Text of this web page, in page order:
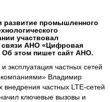
развитие промышленного
участвовал
связи АНО «Цифровая
этом пишет сайт АНО.
эксплуатация частных сетей
Владимир
внедрения частных LTE-сетей
ключевые вызовы и